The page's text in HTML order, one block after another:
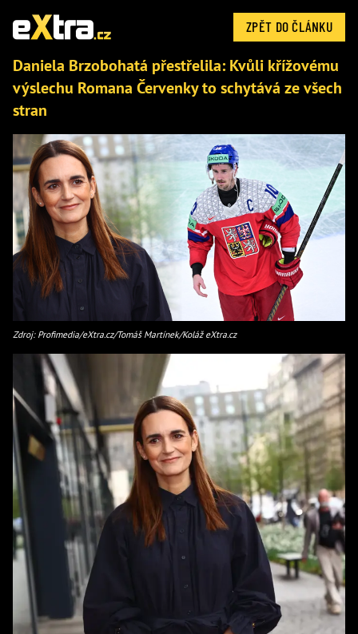
ZPĚT DO ČLÁNKU
Daniela Brzobohatá přestřelila: Kvůli křížovému
výslechu Romana Červenky to schytává ze všech
stran
Zdroj: Profimedia/eXtra.cz/Tomáš Martínek/Koláž eXtra.cz